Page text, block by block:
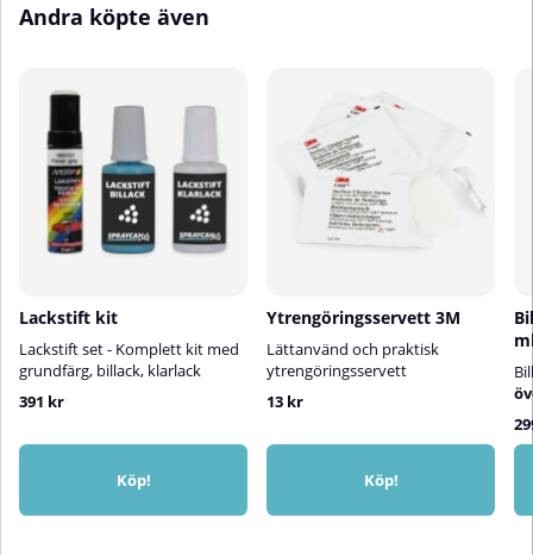
Andra köpte även
Lackstift kit
Lackstift set - Komplett kit med
grundfärg, billack, klarlack
391 kr
Köp!
Ytrengöringsservett 3M
Lättanvänd och praktisk
ytrengöringsservett
13 kr
Köp!